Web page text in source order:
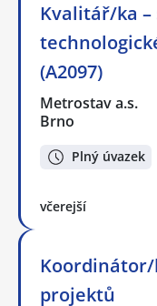
Kvalitář/ka
(A2097)
Metrostav a.s.
Brno
Plný úvazek
včerejší
projektů